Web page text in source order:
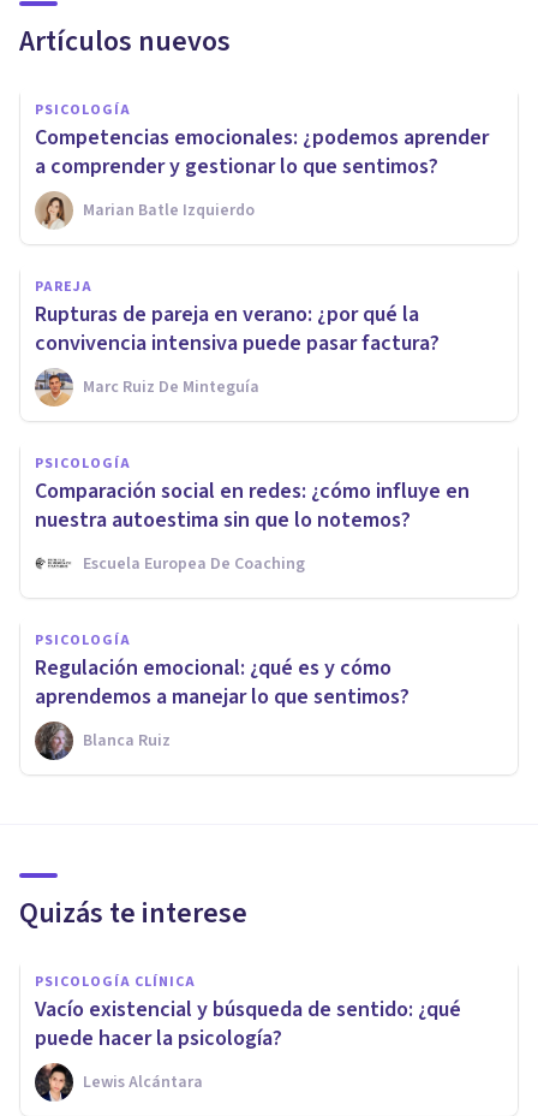
Artículos nuevos
PSICOLOGÍA
Competencias emocionales: ¿podemos aprender
a comprender y gestionar lo que sentimos?
Marian Batle Izquierdo
PAREJA
Rupturas de pareja en verano: ¿por qué la
convivencia intensiva puede pasar factura?
Marc Ruiz De Minteguía
PSICOLOGÍA
Comparación social en redes: ¿cómo influye en
nuestra autoestima sin que lo notemos?
Escuela Europea De Coaching
PSICOLOGÍA
Regulación emocional: ¿qué es y cómo
aprendemos a manejar lo que sentimos?
Blanca Ruiz
Quizás te interese
PSICOLOGÍA CLÍNICA
Vacío existencial y búsqueda de sentido: ¿qué
puede hacer la psicología?
Lewis Alcántara